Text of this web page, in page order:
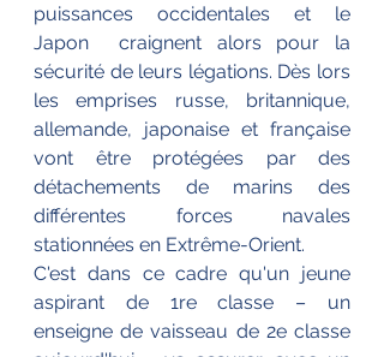
puissances occidentales et le
Japon  craignent alors pour la
sécurité de leurs légations. Dès lors
les emprises russe, britannique,
allemande, japonaise et française
vont être protégées par des
détachements de marins des
différentes forces navales
stationnées en Extrême-Orient.
C'est dans ce cadre qu'un jeune
aspirant de 1re classe – un
enseigne de vaisseau de 2e classe